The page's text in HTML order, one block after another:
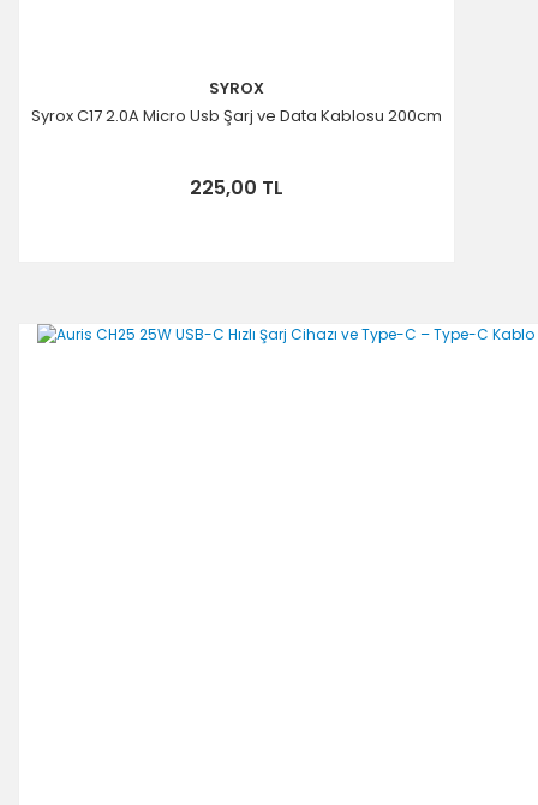
SYROX
Syrox C17 2.0A Micro Usb Şarj ve Data Kablosu 200cm
225,00 TL